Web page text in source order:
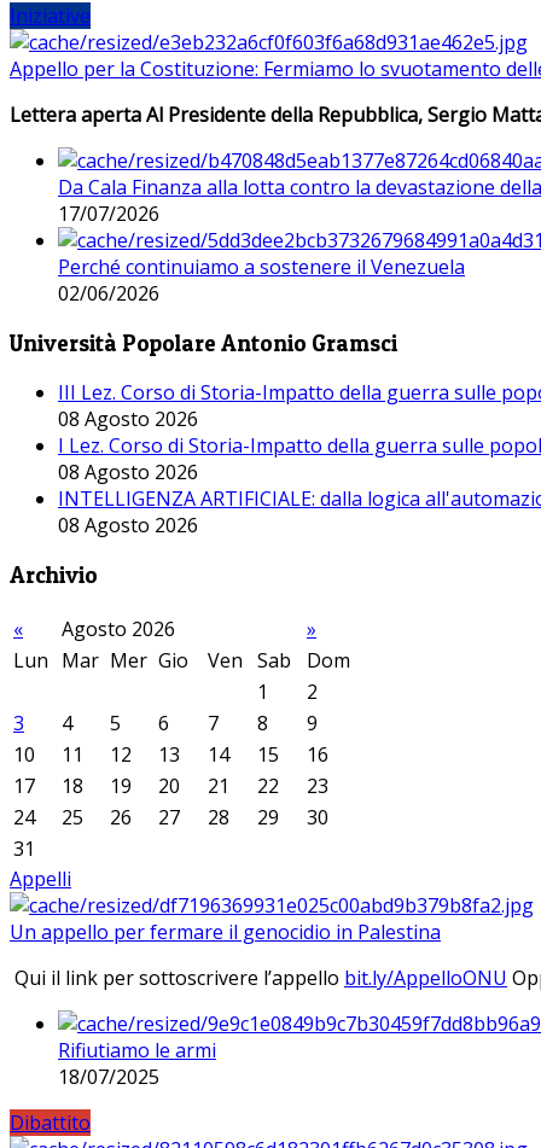
Iniziative
Appello per la Costituzione: Fermiamo lo svuotamento
Lettera aperta Al Presidente della Repubblica, Sergio
Da Cala Finanza alla lotta contro la devastazione
17/07/2026
Perché continuiamo a sostenere il Venezuela
02/06/2026
Università Popolare Antonio Gramsci
III Lez. Corso di Storia-Impatto della guerra sulle
08 Agosto 2026
I Lez. Corso di Storia-Impatto della guerra sulle
08 Agosto 2026
INTELLIGENZA ARTIFICIALE: dalla logica
08 Agosto 2026
Archivio
« Agosto 2026
»
Lun Mar Mer Gio Ven Sab
Dom
1
2
3
4 5 6 7 8
9
10
11 12 13 14 15
16
17
18 19 20 21 22
23
24
25 26 27 28 29
30
31
Appelli
Un appello per fermare il genocidio in Palestina
Qui il link per sottoscrivere l’appello bit.ly/AppelloONU
Rifiutiamo le armi
18/07/2025
Dibattito